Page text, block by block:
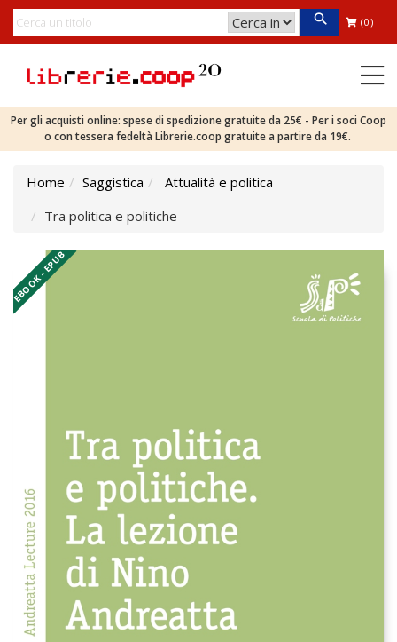
(0)
Per gli acquisti online: spese di spedizione gratuite da 25€ - Per i soci Coop
o con tessera fedeltà Librerie.coop gratuite a partire da 19€.
Home Saggistica
Attualità e politica
Tra politica e politiche
EBOOK - EPUB